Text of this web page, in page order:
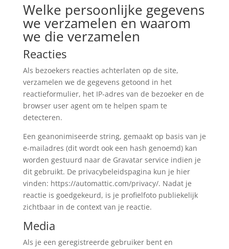
Welke persoonlijke gegevens
we verzamelen en waarom
we die verzamelen
Reacties
Als bezoekers reacties achterlaten op de site,
verzamelen we de gegevens getoond in het
reactieformulier, het IP-adres van de bezoeker en de
browser user agent om te helpen spam te
detecteren.
Een geanonimiseerde string, gemaakt op basis van je
e-mailadres (dit wordt ook een hash genoemd) kan
worden gestuurd naar de Gravatar service indien je
dit gebruikt. De privacybeleidspagina kun je hier
vinden: https://automattic.com/privacy/. Nadat je
reactie is goedgekeurd, is je profielfoto publiekelijk
zichtbaar in de context van je reactie.
Media
Als je een geregistreerde gebruiker bent en